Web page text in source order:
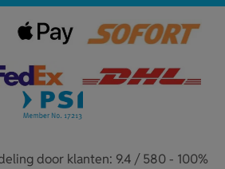
door klanten: 9.4 / 580 - 100%